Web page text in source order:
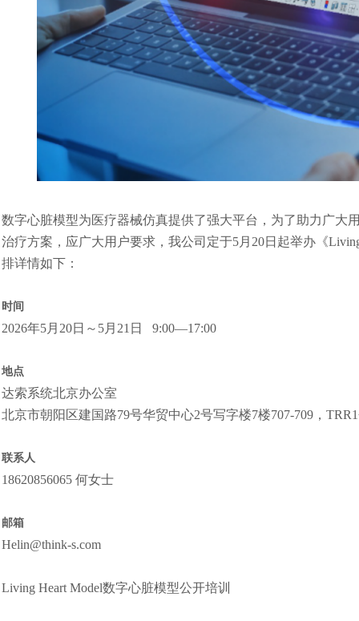
数字心脏模型为医疗器械仿真提供了强大平台，为了助力广大
治疗方案，应广大用户要求，我公司定于5月20日起举办《
排详情如下：
时间
2026年5月20日～5月21日 9:00—17:00
地点
达索系统北京办公室
北京市朝阳区建国路79号华贸中心2号写字楼7楼707-709，
联系人
18620856065 何女士
邮箱
Helin@think-s.com
Living Heart Model数字心脏模型公开培训